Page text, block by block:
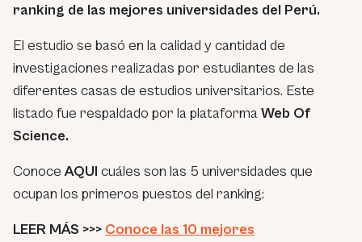
ranking de las mejores universidades del Perú.
El estudio se basó en la calidad y cantidad de
investigaciones realizadas por estudiantes de las
diferentes casas de estudios universitarios. Este
listado fue respaldado por la plataforma Web Of
Science.
ConoceAQUI cuáles son las 5 universidades que
ocupan los primeros puestos del ranking:
LEER MÁS >>> Conoce las 10 mejores